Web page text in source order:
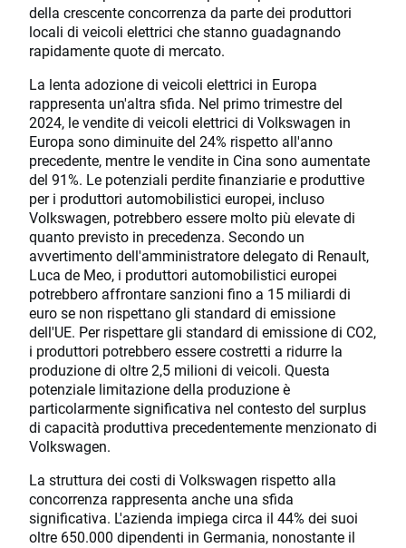
della crescente concorrenza da parte dei produttori
locali di veicoli elettrici che stanno guadagnando
rapidamente quote di mercato.
La lenta adozione di veicoli elettrici in Europa
rappresenta un'altra sfida. Nel primo trimestre del
2024, le vendite di veicoli elettrici di Volkswagen in
Europa sono diminuite del 24% rispetto all'anno
precedente, mentre le vendite in Cina sono aumentate
del 91%. Le potenziali perdite finanziarie e produttive
per i produttori automobilistici europei, incluso
Volkswagen, potrebbero essere molto più elevate di
quanto previsto in precedenza. Secondo un
avvertimento dell'amministratore delegato di Renault,
Luca de Meo, i produttori automobilistici europei
potrebbero affrontare sanzioni fino a 15 miliardi di
euro se non rispettano gli standard di emissione
dell'UE. Per rispettare gli standard di emissione di CO2,
i produttori potrebbero essere costretti a ridurre la
produzione di oltre 2,5 milioni di veicoli. Questa
potenziale limitazione della produzione è
particolarmente significativa nel contesto del surplus
di capacità produttiva precedentemente menzionato di
Volkswagen.
La struttura dei costi di Volkswagen rispetto alla
concorrenza rappresenta anche una sfida
significativa. L'azienda impiega circa il 44% dei suoi
oltre 650.000 dipendenti in Germania, nonostante il